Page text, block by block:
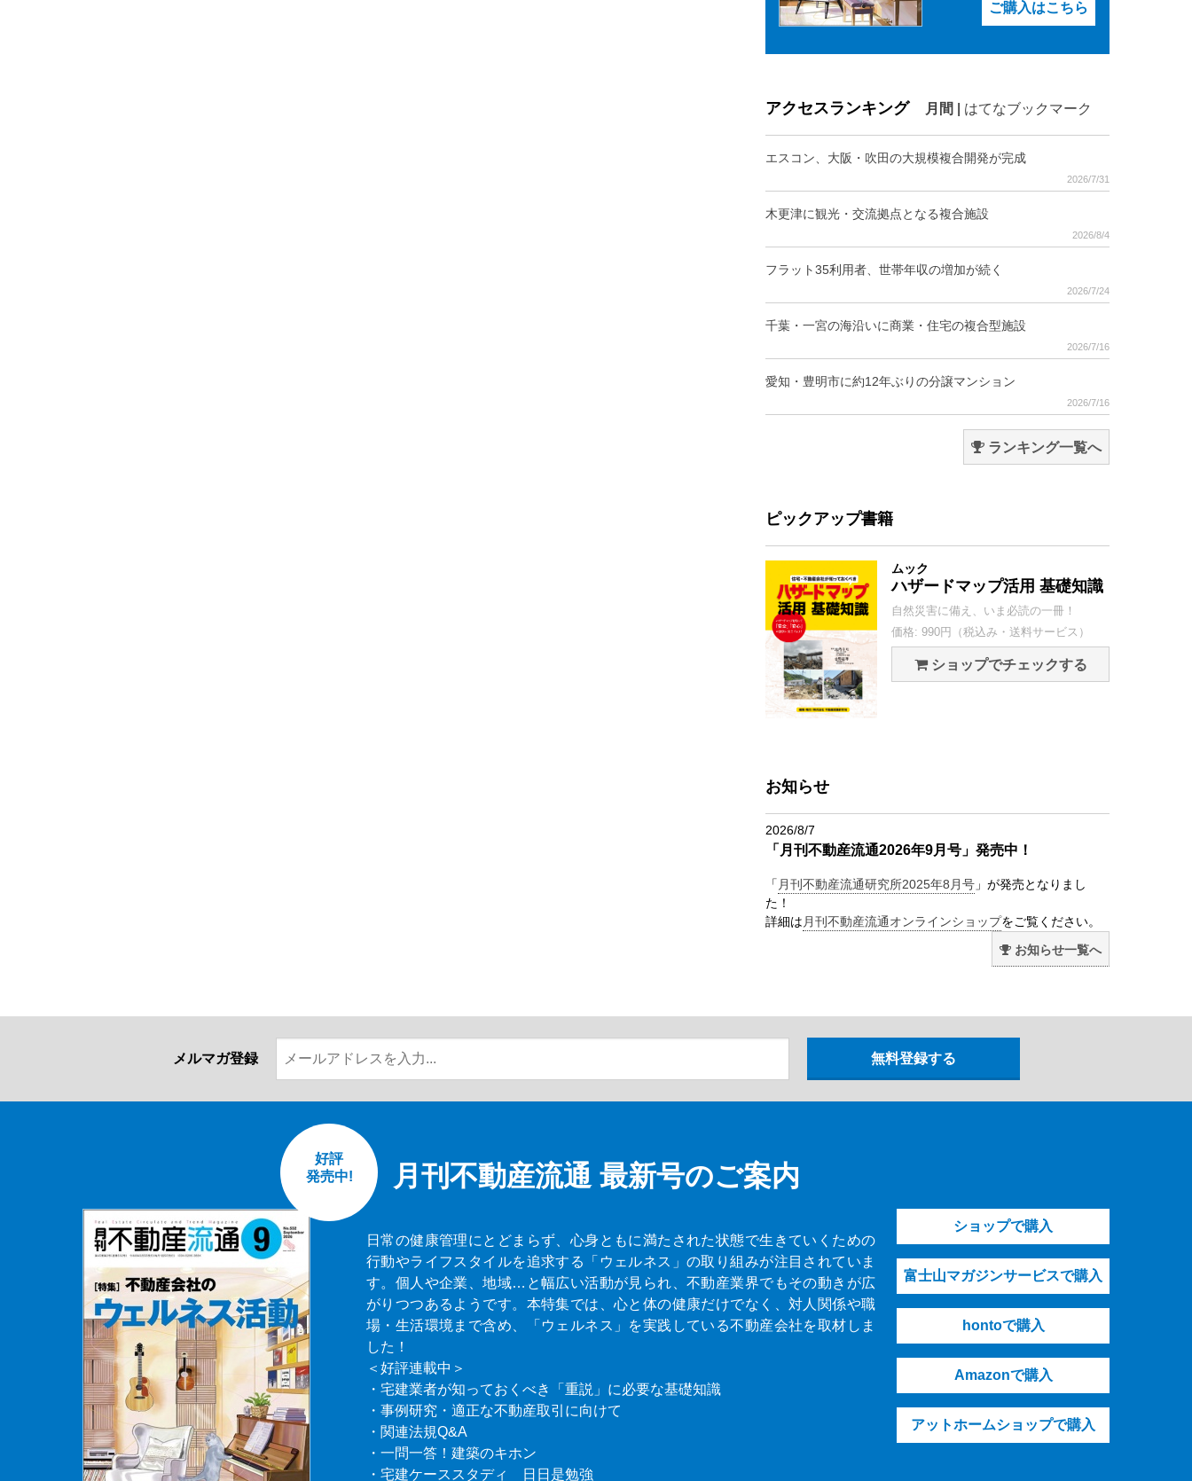
ご購入はこちら
アクセスランキング 月間 はてなブックマーク
エスコン、大阪・吹田の大規模複合開発が完成
2026/7/31
木更津に観光・交流拠点となる複合施設
2026/8/4
フラット35利用者、世帯年収の増加が続く
2026/7/24
千葉・一宮の海沿いに商業・住宅の複合型施設
2026/7/16
愛知・豊明市に約12年ぶりの分譲マンション
2026/7/16
ランキング一覧へ
ピックアップ書籍
ムック
ハザードマップ活用 基礎知識
自然災害に備え、いま必読の一冊！
価格: 990円（税込み・送料サービス）
ショップでチェックする
お知らせ
2026/8/7
「月刊不動産流通2026年9月号」発売中！
「 月刊不動産流通研究所2025年8月号 」が発売となりまし
た！
詳細は 月刊不動産流通オンラインショップをご覧ください。
お知らせ一覧へ
メルマガ登録
月刊不動産流通 最新号のご案内
好評
発売中!
日常の健康管理にとどまらず、心身ともに満たされた状態で生きていくための
行動やライフスタイルを追求する「ウェルネス」の取り組みが注目されていま
す。個人や企業、地域…と幅広い活動が見られ、不動産業界でもその動きが広
がりつつあるようです。本特集では、心と体の健康だけでなく、対人関係や職
場・生活環境まで含め、「ウェルネス」を実践している不動産会社を取材しま
した！
＜好評連載中＞
・宅建業者が知っておくべき「重説」に必要な基礎知識
・事例研究・適正な不動産取引に向けて
・関連法規Q&A
・一問一答！建築のキホン
・宅建ケーススタディ 日日是勉強
ショップで購入
富士山マガジンサービスで購入
hontoで購入
Amazonで購入
アットホームショップで購入